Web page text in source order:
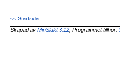
<< Startsida
Skapad avMinSläkt 3.12 , Programmet tillhör: